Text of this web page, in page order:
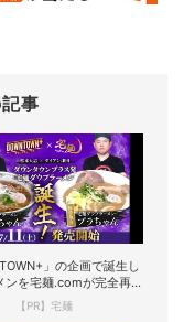
事
」の企画で誕生し
ンを宅麺.comが完全再
現！
【PR】宅麺